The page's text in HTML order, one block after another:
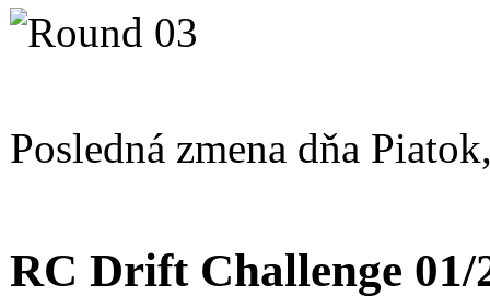
Posledná zmena dňa
RC Drift Challenge 01/